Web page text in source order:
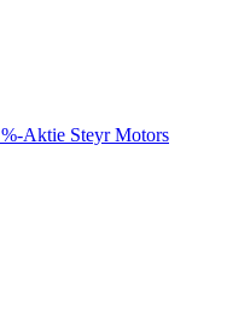
Aktie Steyr Motors